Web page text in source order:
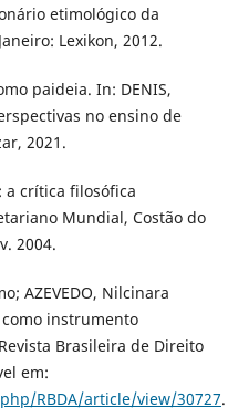
etimológico da
Lexikon, 2012.
paideia. In: DENIS,
no ensino de
2021.
a crítica filosófica
Mundial, Costão do
2004.
AZEVEDO, Nilcinara
instrumento
Brasileira de Direito
em:
RBDA/article/view/30727.